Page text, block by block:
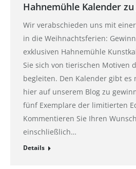
Hahnemühle Kalender
Wir verabschieden uns mit
in die Weihnachtsferien:
exklusiven Hahnemühle
Sie sich von tierischen Motiven
begleiten. Den Kalender gibt
hier auf unserem Blog zu
fünf Exemplare der limitierten
Kommentieren Sie Ihren
einschließlich…
Details